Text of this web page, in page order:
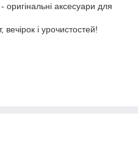
аксесуари для
вечірок і урочистостей!